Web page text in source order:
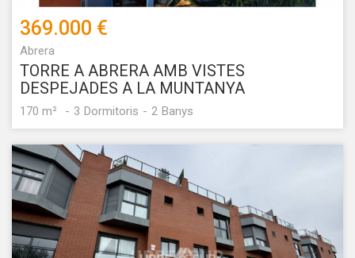
369.000 €
Abrera
TORRE A ABRERA AMB VISTES
DESPEJADES A LA MUNTANYA
170 m² 3 Dormitoris 2 Banys